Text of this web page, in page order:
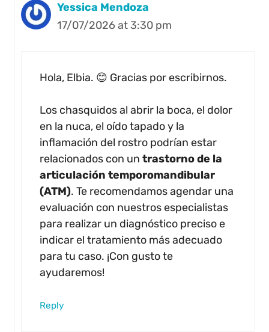
Yessica Mendoza
17/07/2026 at 3:30 pm
Hola, Elbia. 😊 Gracias por escribirnos.
Los chasquidos al abrir la boca, el dolor
en la nuca, el oído tapado y la
inflamación del rostro podrían estar
relacionados con un trastorno de la
articulación temporomandibular
(ATM). Te recomendamos agendar una
evaluación con nuestros especialistas
para realizar un diagnóstico preciso e
indicar el tratamiento más adecuado
para tu caso. ¡Con gusto te
ayudaremos!
Reply